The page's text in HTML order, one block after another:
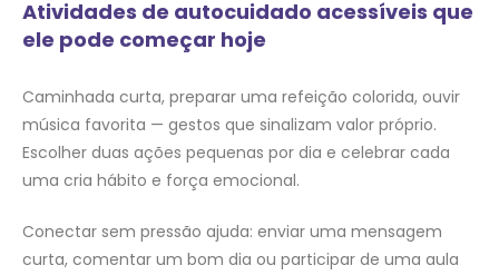
Atividades de autocuidado acessíveis que
ele pode começar hoje
Caminhada curta, preparar uma refeição colorida, ouvir
música favorita — gestos que sinalizam valor próprio.
Escolher duas ações pequenas por dia e celebrar cada
uma cria hábito e força emocional.
Conectar sem pressão ajuda: enviar uma mensagem
curta, comentar um bom dia ou participar de uma aula